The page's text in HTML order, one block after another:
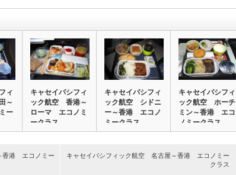
ィ
～
ー
キャセイパシフィ
ック航空 香港～
ローマ エコノミ
ークラス
キャセイパシフィ
ック航空 シドニ
ー～香港 エコノ
ミークラス
キャセイパシフィ
ック航空 ホーチ
ミン～香港 エコ
ノミークラス
香港 エコノミー
キャセイパシフィック航空 名古屋～香港 エコノミー
クラス